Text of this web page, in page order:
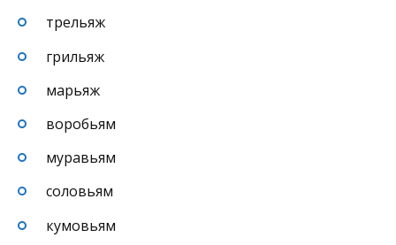
трельяж
грильяж
марьяж
воробьям
муравьям
соловьям
кумовьям